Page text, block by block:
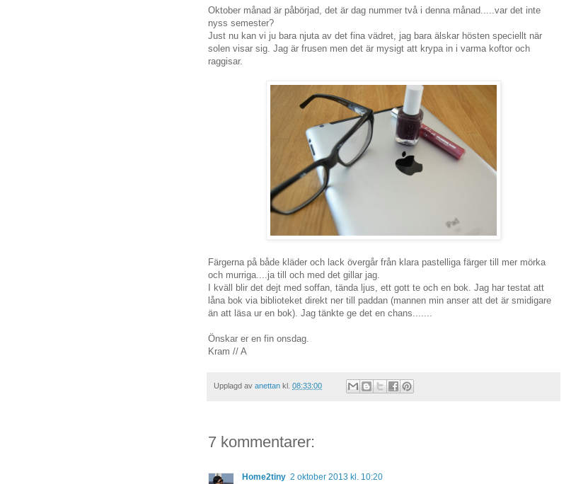
Oktober månad är påbörjad, det är dag nummer två i denna månad.....var det inte
nyss semester?
Just nu kan vi ju bara njuta av det fina vädret, jag bara älskar hösten speciellt när
solen visar sig. Jag är frusen men det är mysigt att krypa in i varma koftor och
raggisar.
Färgerna på både kläder och lack övergår från klara pastelliga färger till mer mörka
och murriga....ja till och med det gillar jag.
I kväll blir det dejt med soffan, tända ljus, ett gott te och en bok. Jag har testat att
låna bok via biblioteket direkt ner till paddan (mannen min anser att det är smidigare
än att läsa ur en bok). Jag tänkte ge det en chans.......
Önskar er en fin onsdag.
Kram // A
Upplagd av anettan kl. 08:33:00
7 kommentarer:
Home2tiny 2 oktober 2013 kl. 10:20